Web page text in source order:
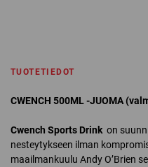
TUOTETIEDOT
CWENCH 500ML -JUOMA
Cwench Sports Drink on
nesteytykseen ilman
maailmankuulu Andy O’Brien